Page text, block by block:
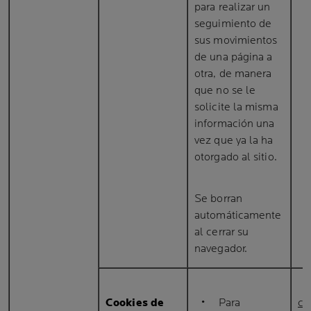
para realizar un
seguimiento de
sus movimientos
de una página a
otra, de manera
que no se le
solicite la misma
información una
vez que ya la ha
otorgado al sitio.
Se borran
automáticamente
al cerrar su
navegador.
Cookies de
Para